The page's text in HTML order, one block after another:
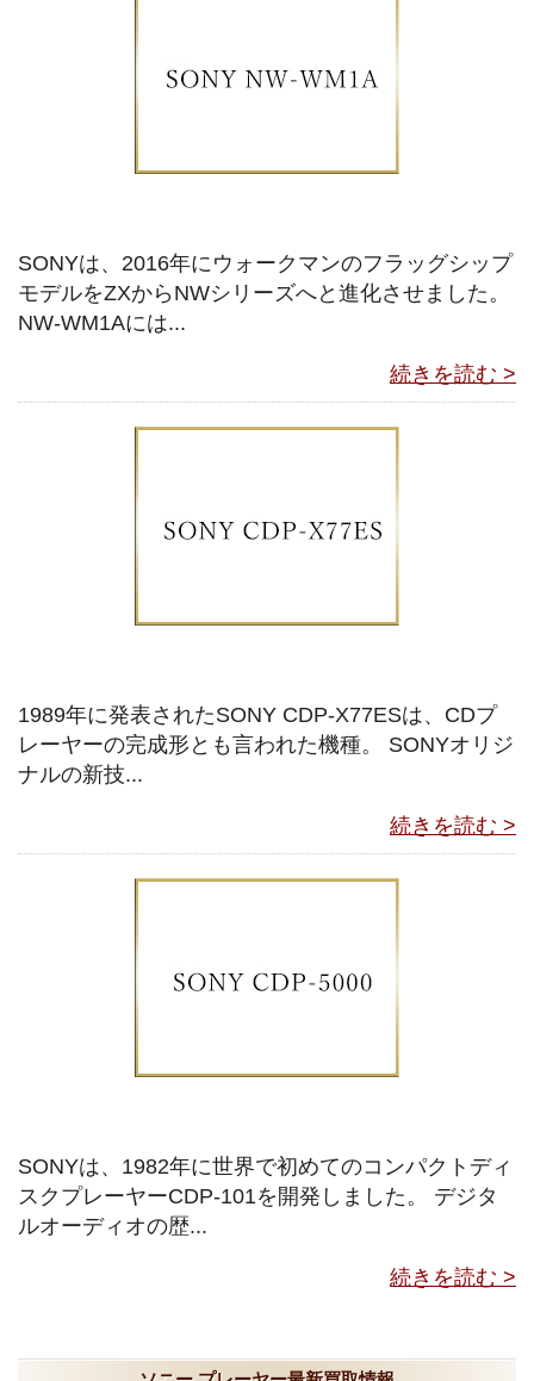
SONYは、2016年にウォークマンのフラッグシップ
モデルをZXからNWシリーズへと進化させました。
NW-WM1Aには...
続きを読む >
1989年に発表されたSONY CDP-X77ESは、CDプ
レーヤーの完成形とも言われた機種。 SONYオリジ
ナルの新技...
続きを読む >
SONYは、1982年に世界で初めてのコンパクトディ
スクプレーヤーCDP-101を開発しました。 デジタ
ルオーディオの歴...
続きを読む >